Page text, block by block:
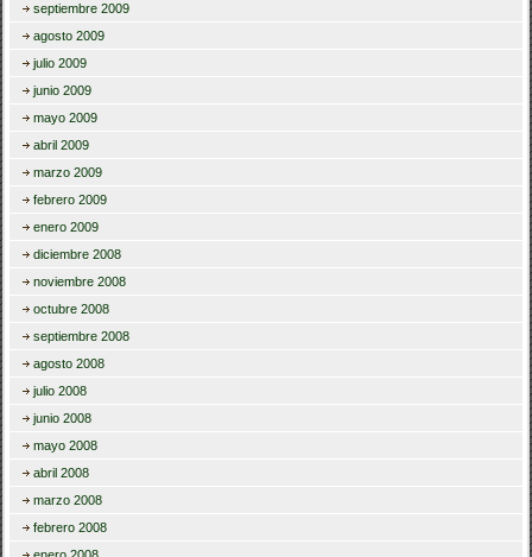
septiembre 2009
agosto 2009
julio 2009
junio 2009
mayo 2009
abril 2009
marzo 2009
febrero 2009
enero 2009
diciembre 2008
noviembre 2008
octubre 2008
septiembre 2008
agosto 2008
julio 2008
junio 2008
mayo 2008
abril 2008
marzo 2008
febrero 2008